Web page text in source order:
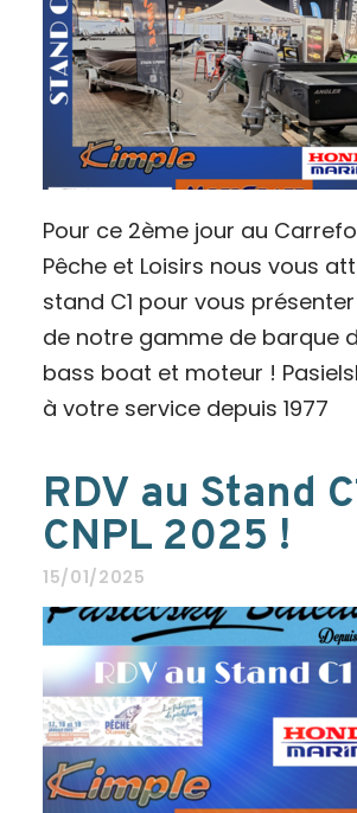
Pour ce 2ème jour au
Pêche et Loisirs nous vous
stand C1 pour vous
de notre gamme de barque
bass boat et moteur !
à votre service depuis 1977
RDV au Stand
CNPL 2025 !
15/01/2025